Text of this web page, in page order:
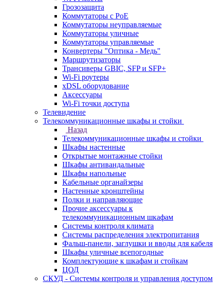
Грозозащита
Коммутаторы c PoE
Коммутаторы неуправляемые
Коммутаторы уличные
Коммутаторы управляемые
Конвертеры "Оптика - Медь"
Маршрутизаторы
Трансиверы GBIC, SFP и SFP+
Wi-Fi роутеры
xDSL оборудование
Аксессуары
Wi-Fi точки доступа
Телевидение
Телекоммуникационные шкафы и стойки
Назад
Телекоммуникационные шкафы и стойки
Шкафы настенные
Открытые монтажные стойки
Шкафы антивандальные
Шкафы напольные
Кабельные органайзеры
Настенные кронштейны
Полки и направляющие
Прочие аксессуары к
телекоммуникационным шкафам
Системы контроля климата
Системы распределения электропитания
Фальш-панели, заглушки и вводы для кабеля
Шкафы уличные всепогодные
Комплектующие к шкафам и стойкам
ЦОД
СКУД - Системы контроля и управления доступом